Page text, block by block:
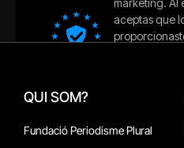
QUI SOM?
Fundació Periodisme Plural